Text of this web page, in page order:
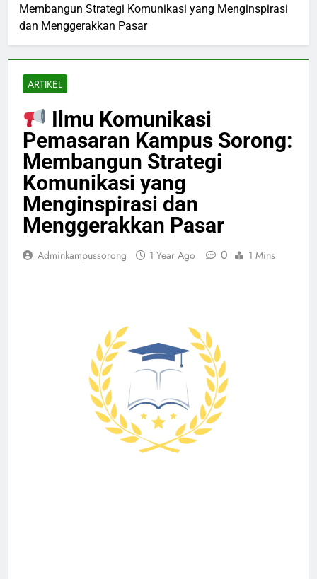
Membangun Strategi Komunikasi yang Menginspirasi
dan Menggerakkan Pasar
ARTIKEL
Ilmu Komunikasi
Pemasaran Kampus Sorong:
Membangun Strategi
Komunikasi yang
Menginspirasi dan
Menggerakkan Pasar
Adminkampussorong 1 Year Ago 0 1 Mins